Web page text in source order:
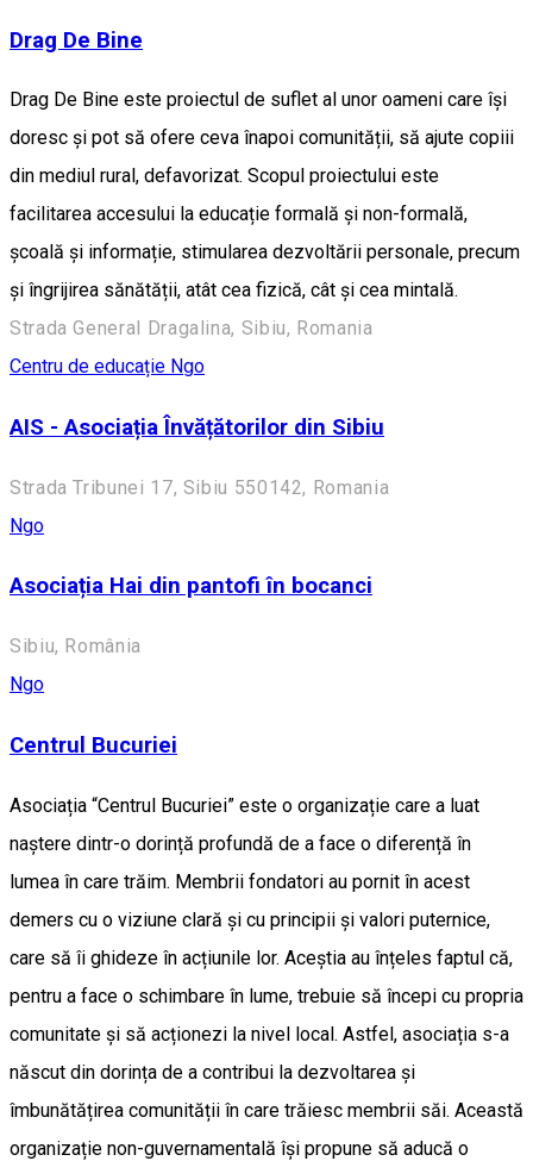
Drag De Bine
Drag De Bine este proiectul de suflet al unor oameni care își
doresc și pot să ofere ceva înapoi comunității, să ajute copiii
din mediul rural, defavorizat. Scopul proiectului este
facilitarea accesului la educație formală și non-formală,
școală și informație, stimularea dezvoltării personale, precum
și îngrijirea sănătății, atât cea fizică, cât și cea mintală.
Strada General Dragalina, Sibiu, Romania
Centru de educație Ngo
AIS - Asociația Învățătorilor din Sibiu
Strada Tribunei 17, Sibiu 550142, Romania
Ngo
Asociația Hai din pantofi în bocanci
Sibiu, România
Ngo
Centrul Bucuriei
Asociația “Centrul Bucuriei” este o organizație care a luat
naștere dintr-o dorință profundă de a face o diferență în
lumea în care trăim. Membrii fondatori au pornit în acest
demers cu o viziune clară și cu principii și valori puternice,
care să îi ghideze în acțiunile lor. Aceștia au înțeles faptul că,
pentru a face o schimbare în lume, trebuie să începi cu propria
comunitate și să acționezi la nivel local. Astfel, asociația s-a
născut din dorința de a contribui la dezvoltarea și
îmbunătățirea comunității în care trăiesc membrii săi. Această
organizație non-guvernamentală își propune să aducă o